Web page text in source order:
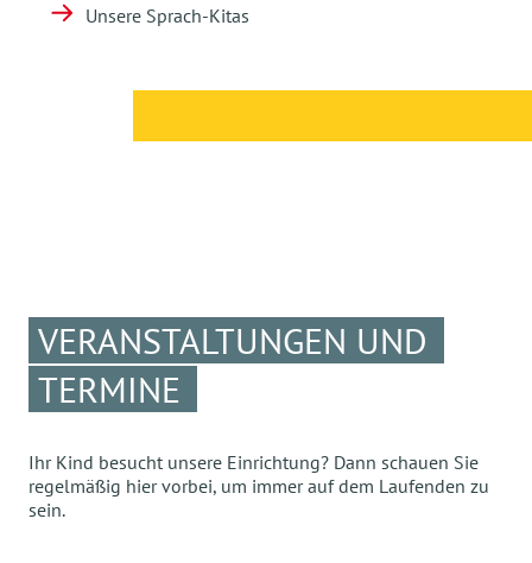
Unsere Sprach-Kitas
VERANSTALTUNGEN UND
TERMINE
Ihr Kind besucht unsere Einrichtung? Dann schauen Sie
regelmäßig hier vorbei, um immer auf dem Laufenden zu
sein.